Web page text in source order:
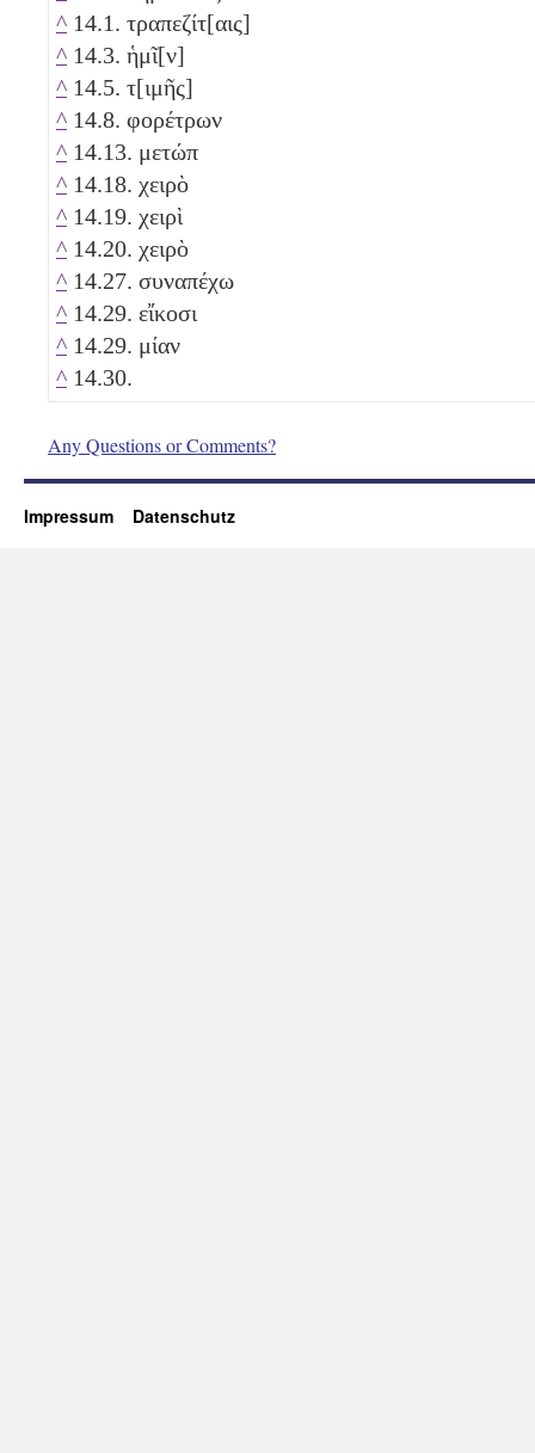
^ 14.1. τραπεζίτ[αις]
^ 14.3. ἡμῖ[ν]
^ 14.5. τ[ιμῆς]
^ 14.8. φορέτρων
^ 14.13. μετώπ
^ 14.18. χειρὸ
^ 14.19. χειρὶ
^ 14.20. χειρὸ
^ 14.27. συναπέχω
^ 14.29. εἴκοσι
^ 14.29. μίαν
^ 14.30.
Any Questions or Comments?
Impressum Datenschutz